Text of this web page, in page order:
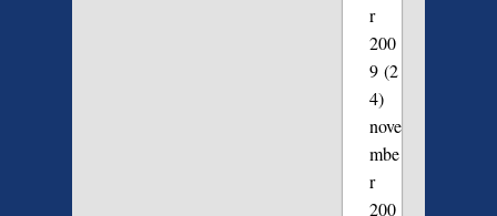
r
200
9(2
4)
nove
mbe
r
200